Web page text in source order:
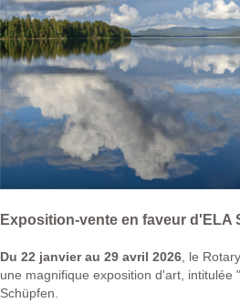
Exposition-vente en faveur d'ELA
Du 22 janvier au 29 avril 2026, le
une magnifique exposition d'art, intitulée
Schüpfen.